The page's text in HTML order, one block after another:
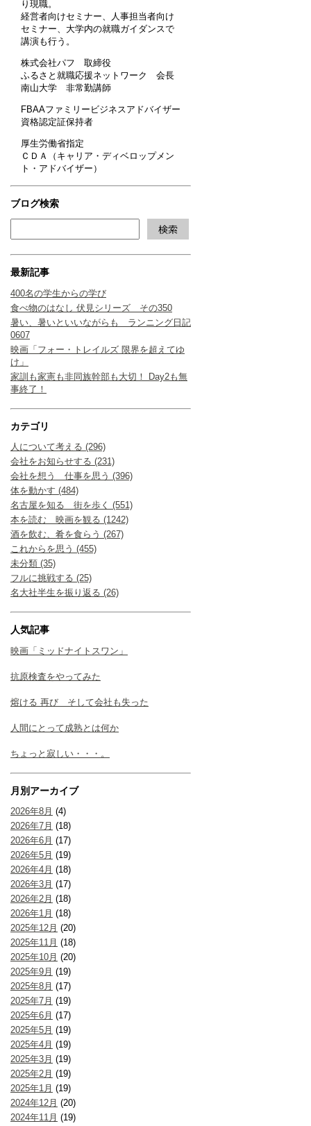
り現職。
経営者向けセミナー、人事担当者向け
セミナー、大学内の就職ガイダンスで
講演も行う。
株式会社パフ 取締役
ふるさと就職応援ネットワーク 会長
南山大学 非常勤講師
FBAAファミリービジネスアドバイザー
資格認定証保持者
厚生労働省指定
ＣＤＡ（キャリア・ディベロップメン
ト・アドバイザー）
ブログ検索
最新記事
400名の学生からの学び
食べ物のはなし 伏見シリーズ その350
暑い、暑いといいながらも ランニング日記
0607
映画「フォー・トレイルズ 限界を超えてゆ
け」
家訓も家憲も非同族幹部も大切！ Day2も無
事終了！
カテゴリ
人について考える (296)
会社をお知らせする (231)
会社を想う 仕事を思う (396)
体を動かす (484)
名古屋を知る 街を歩く (551)
本を読む 映画を観る (1242)
酒を飲む、肴を食らう (267)
これからを思う (455)
未分類 (35)
フルに挑戦する (25)
名大社半生を振り返る (26)
人気記事
映画「ミッドナイトスワン」
抗原検査をやってみた
熔ける 再び そして会社も失った
人間にとって成熟とは何か
ちょっと寂しい・・・。
月別アーカイブ
2026年8月 (4)
2026年7月 (18)
2026年6月 (17)
2026年5月 (19)
2026年4月 (18)
2026年3月 (17)
2026年2月 (18)
2026年1月 (18)
2025年12月 (20)
2025年11月 (18)
2025年10月 (20)
2025年9月 (19)
2025年8月 (17)
2025年7月 (19)
2025年6月 (17)
2025年5月 (19)
2025年4月 (19)
2025年3月 (19)
2025年2月 (19)
2025年1月 (19)
2024年12月 (20)
2024年11月 (19)